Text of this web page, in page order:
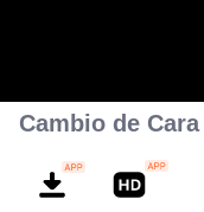
Cambio de Cara